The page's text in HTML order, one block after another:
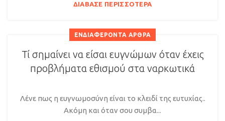
ΔΙΆΒΑΣΕ ΠΕΡΙΣΣΌΤΕΡΑ
ΕΝΔΙΑΦΈΡΟΝΤΑ ΆΡΘΡΑ
Τί σημαίνει να είσαι ευγνώμων όταν έχεις
προβλήματα εθισμού στα ναρκωτικά
Λένε πως η ευγνωμοσύνη είναι το κλειδί της ευτυχίας..
Ακόμη και όταν σου συμβα...